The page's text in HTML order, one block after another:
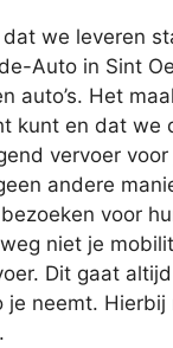
we leveren
Auto in Sint
auto’s. Het
kunt en dat we
vervoer
andere
voor
niet je
Dit gaat
je neemt.